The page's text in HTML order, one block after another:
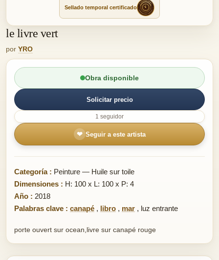
Sellado temporal certificado
le livre vert
por YRO
Obra disponible
Solicitar precio
1 seguidor
❤ Seguir a este artista
Categoría : Peinture — Huile sur toile
Dimensiones : H: 100 x L: 100 x P: 4
Año : 2018
Palabras clave : canapé , libro , mar , luz entrante
porte ouvert sur ocean,livre sur canapé rouge